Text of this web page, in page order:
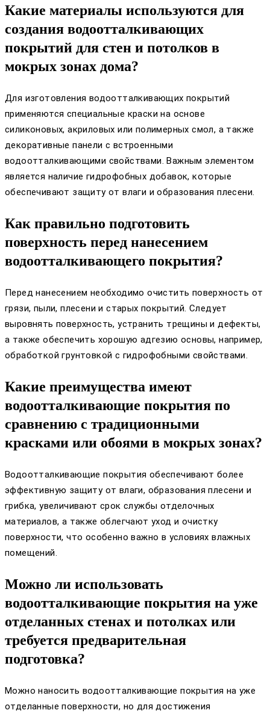
Какие материалы используются для
создания водоотталкивающих
покрытий для стен и потолков в
мокрых зонах дома?
Для изготовления водоотталкивающих покрытий
применяются специальные краски на основе
силиконовых, акриловых или полимерных смол, а также
декоративные панели с встроенными
водоотталкивающими свойствами. Важным элементом
является наличие гидрофобных добавок, которые
обеспечивают защиту от влаги и образования плесени.
Как правильно подготовить
поверхность перед нанесением
водоотталкивающего покрытия?
Перед нанесением необходимо очистить поверхность от
грязи, пыли, плесени и старых покрытий. Следует
выровнять поверхность, устранить трещины и дефекты,
а также обеспечить хорошую адгезию основы, например,
обработкой грунтовкой с гидрофобными свойствами.
Какие преимущества имеют
водоотталкивающие покрытия по
сравнению с традиционными
красками или обоями в мокрых зонах?
Водоотталкивающие покрытия обеспечивают более
эффективную защиту от влаги, образования плесени и
грибка, увеличивают срок службы отделочных
материалов, а также облегчают уход и очистку
поверхности, что особенно важно в условиях влажных
помещений.
Можно ли использовать
водоотталкивающие покрытия на уже
отделанных стенах и потолках или
требуется предварительная
подготовка?
Можно наносить водоотталкивающие покрытия на уже
отделанные поверхности, но для достижения